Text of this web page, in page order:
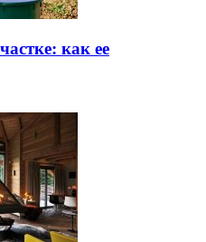
как ее